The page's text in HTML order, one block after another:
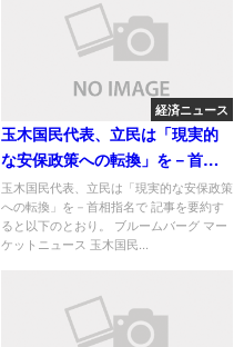
経済ニュース
玉木国民代表、立民は「現実的
な安保政策への転換」を－首相
指名で
玉木国民代表、立民は「現実的な安保政策
への転換」を－首相指名で 記事を要約す
ると以下のとおり。 ブルームバーグ マー
ケットニュース 玉木国民...